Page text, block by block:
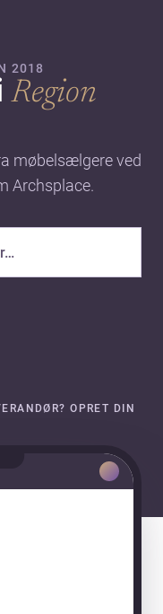
2018
Region
møbelsælgere ved
Archsplace.
OPRET DIN